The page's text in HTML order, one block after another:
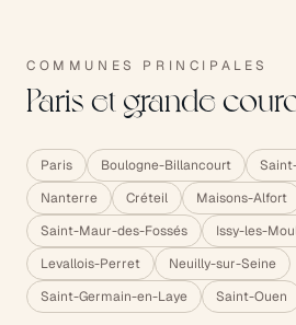
COMMUNES PRINCIPALES
Paris et grande
Paris Boulogne-Billancourt
Nanterre
Créteil Maisons-Alfort
Saint-Maur-des-Fossés
Issy-les-
Levallois-Perret
Neuilly-sur-Seine
Saint-Germain-en-Laye
Saint-Ouen